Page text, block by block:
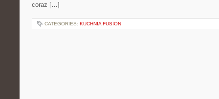
coraz […]
CATEGORIES: KUCHNIA FUSION